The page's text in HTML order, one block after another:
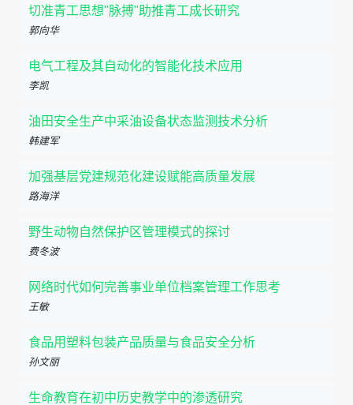
切准青工思想"脉搏"助推青工成长研究
郭向华
电气工程及其自动化的智能化技术应用
李凯
油田安全生产中采油设备状态监测技术分析
韩建军
加强基层党建规范化建设赋能高质量发展
路海洋
野生动物自然保护区管理模式的探讨
费冬波
网络时代如何完善事业单位档案管理工作思考
王敏
食品用塑料包装产品质量与食品安全分析
孙文丽
生命教育在初中历史教学中的渗透研究